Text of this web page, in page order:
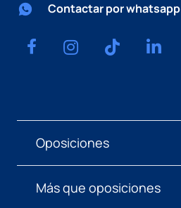
Contactar por whatsapp
Oposiciones
Más que oposiciones